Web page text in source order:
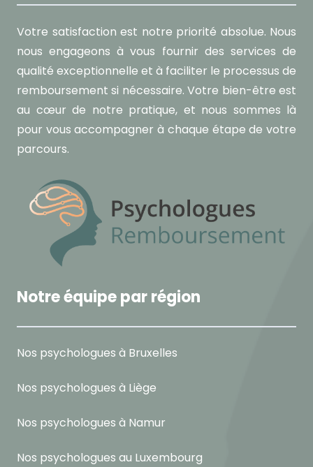
Votre satisfaction est notre priorité absolue. Nous
nous engageons à vous fournir des services de
qualité exceptionnelle et à faciliter le processus de
remboursement si nécessaire. Votre bien-être est
au cœur de notre pratique, et nous sommes là
pour vous accompagner à chaque étape de votre
parcours.
Notre équipe par région
Nos psychologues à Bruxelles
Nos psychologues à Liège
Nos psychologues à Namur
Nos psychologues au Luxembourg